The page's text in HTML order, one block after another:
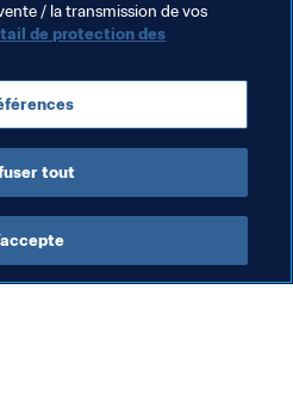
/ la transmission de vos
de protection des
tout